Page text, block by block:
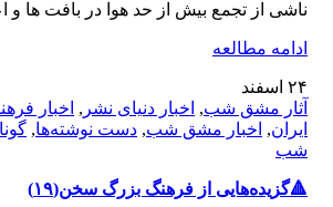
ناشی از تجمع بیش از حد هوا در بافت ها
ادامه مطالعه
۲۴ اسفند
آثار مشق شب, اخبار دنیای نشر , اخبار
ایران, اخبار مشق شب, دست نوشته‌ها,
شب
🔺️گزیده‌هایی از فرهنگ بزرگ سخن(۱۹)